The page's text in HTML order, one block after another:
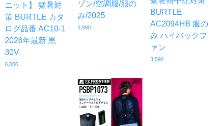
ニット】 猛暑対
策 BURTLE カタ
ログ品番 AC10-1
2026年最新 黒
30V
6,000
ゾン/空調服/服の
み/2025
3,990
BURTLE
AC2094HB 服の
み ハイバックフ
ァン
3,590